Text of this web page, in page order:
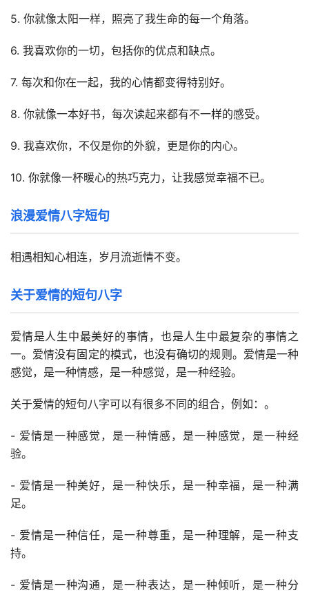
5. 你就像太阳一样，照亮了我生命的每一个角落。
6. 我喜欢你的一切，包括你的优点和缺点。
7. 每次和你在一起，我的心情都变得特别好。
8. 你就像一本好书，每次读起来都有不一样的感受。
9. 我喜欢你，不仅是你的外貌，更是你的内心。
10. 你就像一杯暖心的热巧克力，让我感觉幸福不已。
浪漫爱情八字短句
相遇相知心相连，岁月流逝情不变。
关于爱情的短句八字
爱情是人生中最美好的事情，也是人生中最复杂的事情之
一。爱情没有固定的模式，也没有确切的规则。爱情是一种
感觉，是一种情感，是一种感觉，是一种经验。
关于爱情的短句八字可以有很多不同的组合，例如：。
- 爱情是一种感觉，是一种情感，是一种感觉，是一种经
验。
- 爱情是一种美好，是一种快乐，是一种幸福，是一种满
足。
- 爱情是一种信任，是一种尊重，是一种理解，是一种支
持。
- 爱情是一种沟通，是一种表达，是一种倾听，是一种分